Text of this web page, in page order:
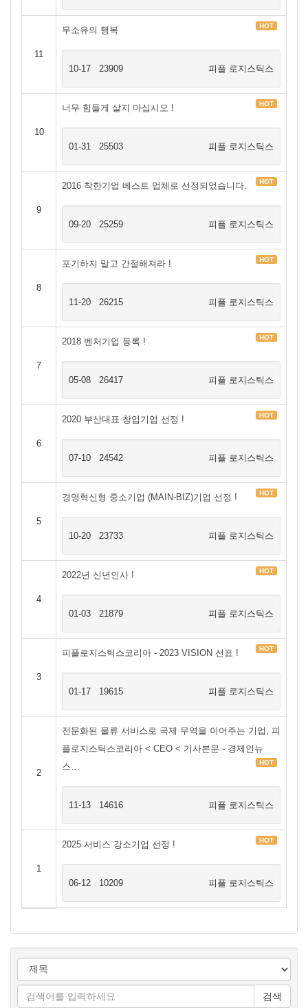
11
무소유의 행복 HOT
10-17 23909 피플 로지스틱스
10
너무 힘들게 살지 마십시오 ! HOT
01-31 25503 피플 로지스틱스
9
2016 착한기업 베스트 업체로 선정되었습니다. HOT
09-20 25259 피플 로지스틱스
8
포기하지 말고 간절해져라 ! HOT
11-20 26215 피플 로지스틱스
7
2018 벤처기업 등록 ! HOT
05-08 26417 피플 로지스틱스
6
2020 부산대표 창업기업 선정 ! HOT
07-10 24542 피플 로지스틱스
5
경영혁신형 중소기업 (MAIN-BIZ)기업 선정 ! HOT
10-20 23733 피플 로지스틱스
4
2022년 신년인사 ! HOT
01-03 21879 피플 로지스틱스
3
피플로지스틱스코리아 - 2023 VISION 선표 ! HOT
01-17 19615 피플 로지스틱스
2
전문화된 물류 서비스로 국제 무역을 이어주는 기업, 피
플로지스틱스코리아 < CEO < 기사본문 - 경제인뉴
스…
HOT
11-13 14616 피플 로지스틱스
1
2025 서비스 강소기업 선정 ! HOT
06-12 10209 피플 로지스틱스
검색